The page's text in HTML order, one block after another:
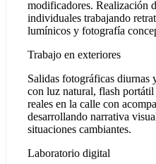
modificadores. Realización
individuales trabajando
lumínicos y fotografía
Trabajo en exteriores
Salidas fotográficas diurnas
con luz natural, flash
reales en la calle con
desarrollando narrativa
situaciones cambiantes.
Laboratorio digital